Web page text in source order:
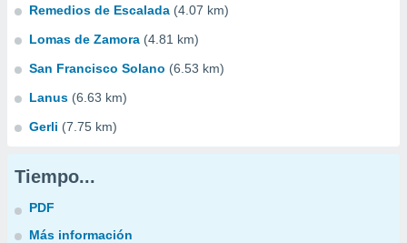
Remedios de Escalada (4.07 km)
Lomas de Zamora (4.81 km)
San Francisco Solano (6.53 km)
Lanus (6.63 km)
Gerli (7.75 km)
Tiempo...
PDF
Más información